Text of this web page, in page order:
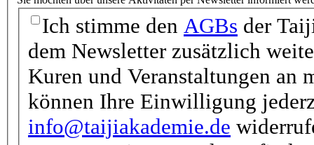
Ich stimme den AGBs der
dem Newsletter zusätzlich
Kuren und Veranstaltungen an
können Ihre Einwilligung
info@taijiakademie.de